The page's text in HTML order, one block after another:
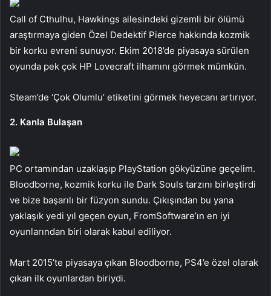
Call of Cthulhu, Hawkings ailesindeki gizemli bir ölümü
araştırmaya giden Özel Dedektif Pierce hakkında kozmik
bir korku evreni sunuyor. Ekim 2018’de piyasaya sürülen
oyunda pek çok HP Lovecraft ilhamını görmek mümkün.
Steam’de ‘Çok Olumlu’ etiketini görmek heyecanı artırıyor.
2. Kanla Bulaşan
PC ortamından uzaklaşıp PlayStation gökyüzüne geçelim.
Bloodborne, kozmik korku ile Dark Souls tarzını birleştirdi
ve bize başarılı bir füzyon sundu. Çıkışından bu yana
yaklaşık yedi yıl geçen oyun, FromSoftware’ın en iyi
oyunlarından biri olarak kabul ediliyor.
Mart 2015’te piyasaya çıkan Bloodborne, PS4’e özel olarak
çıkan ilk oyunlardan biriydi.